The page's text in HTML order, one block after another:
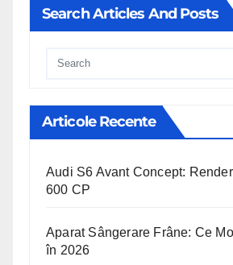
Search Articles And Posts
Articole Recente
Audi S6 Avant Concept:
600 CP
Aparat Sângerare Frâne: Ce
în 2026